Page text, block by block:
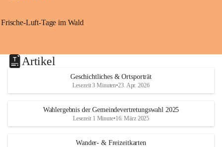
Frische-Luft-Tage im Wald
Artikel
Geschichtliches & Ortsporträt
Lesezeit 3 Minuten•23. Apr. 2026
Wahlergebnis der Gemeindevertretungswahl 2025
Lesezeit 1 Minute•16. März 2025
Wander- & Freizeitkarten